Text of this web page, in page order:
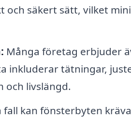
säkert sätt, vilket
Många företag erbjuder
inkluderar tätningar,
och livslängd.
fall kan fönsterbyten